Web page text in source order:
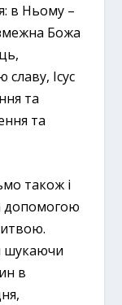
в Ньому –
Божа
Ісус
та
та
також і
допомогою
шукаючи
в